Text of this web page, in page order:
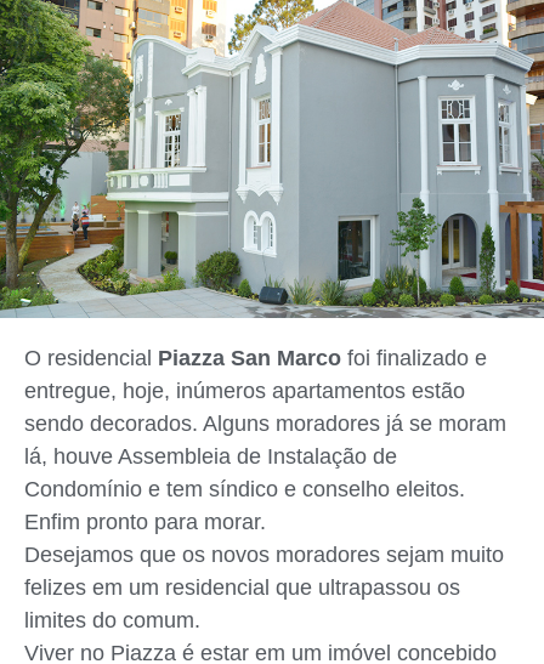
O residencial Piazza San Marco foi finalizado e
entregue, hoje, inúmeros apartamentos estão
sendo decorados. Alguns moradores já se moram
lá, houve Assembleia de Instalação de
Condomínio e tem síndico e conselho eleitos.
Enfim pronto para morar.
Desejamos que os novos moradores sejam muito
felizes em um residencial que ultrapassou os
limites do comum.
Viver no Piazza é estar em um imóvel concebido